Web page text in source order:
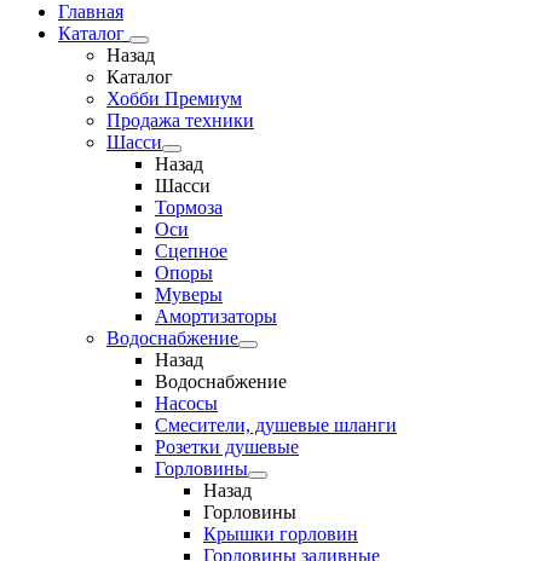
Главная
Каталог
Назад
Каталог
Хобби Премиум
Продажа техники
Шасси
Назад
Шасси
Тормоза
Оси
Сцепное
Опоры
Муверы
Амортизаторы
Водоснабжение
Назад
Водоснабжение
Насосы
Смесители, душевые шланги
Розетки душевые
Горловины
Назад
Горловины
Крышки горловин
Горловины заливные